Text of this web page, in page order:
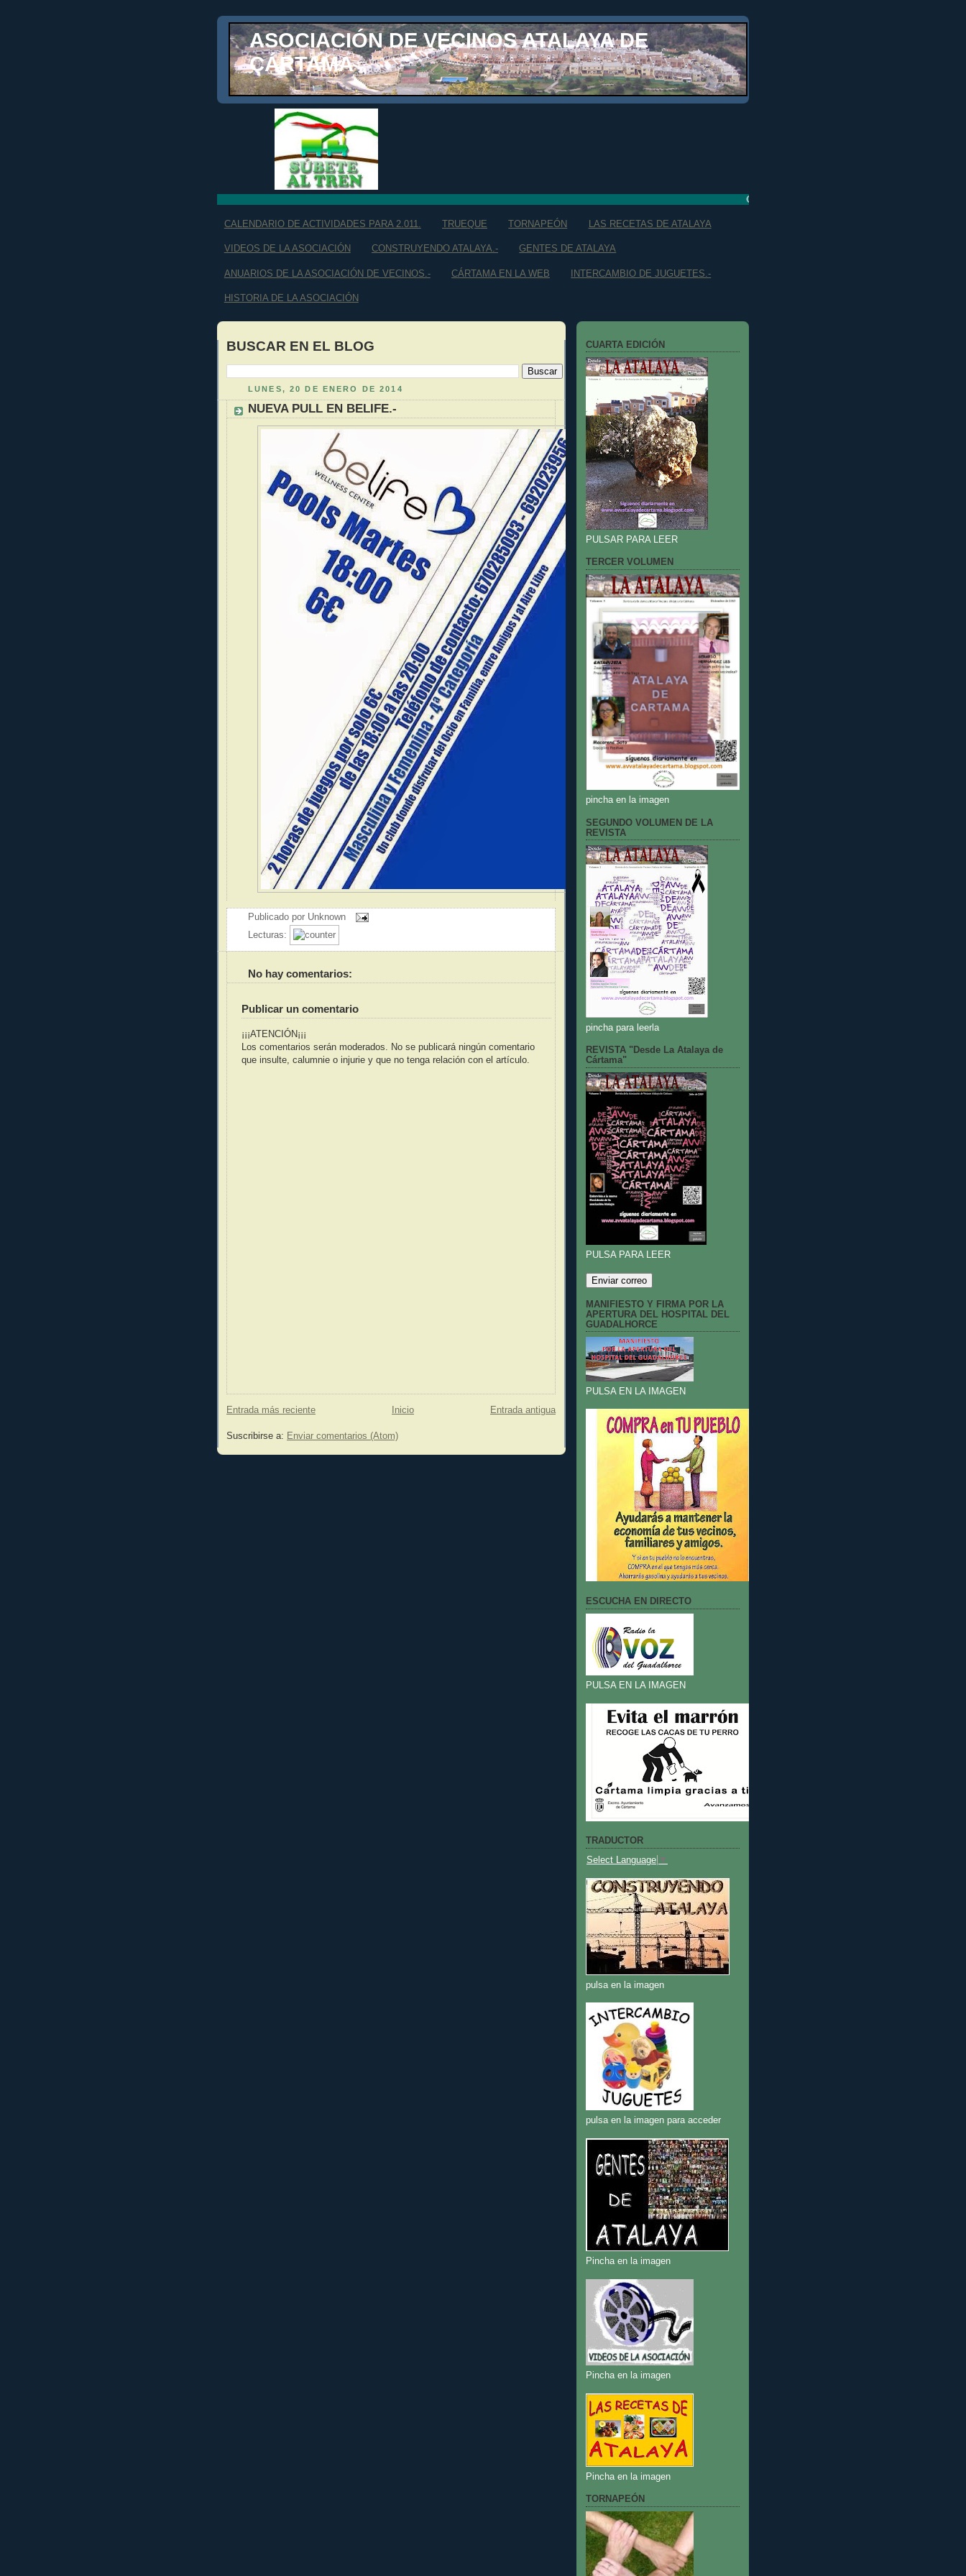
ASOCIACIÓN DE VECINOS ATALAYA DE
CÁRTAMA
CAMPAÑA EN APOYO AL TREN DE CERCANÍAS, LÍNEA C-2
CALENDARIO DE ACTIVIDADES PARA 2.011. TRUEQUE TORNAPEÓN LAS RECETAS DE ATALAYA
VIDEOS DE LA ASOCIACIÓN CONSTRUYENDO ATALAYA.- GENTES DE ATALAYA
ANUARIOS DE LA ASOCIACIÓN DE VECINOS.- CÁRTAMA EN LA WEB INTERCAMBIO DE JUGUETES.-
HISTORIA DE LA ASOCIACIÓN
BUSCAR EN EL BLOG
LUNES, 20 DE ENERO DE 2014
NUEVA PULL EN BELIFE.-
Publicado por Unknown
Lecturas:
No hay comentarios:
Publicar un comentario
¡¡¡ATENCIÓN¡¡¡
Los comentarios serán moderados. No se publicará ningún comentario
que insulte, calumnie o injurie y que no tenga relación con el artículo.
Entrada más reciente Entrada antigua
Inicio
Suscribirse a: Enviar comentarios (Atom)
CUARTA EDICIÓN
PULSAR PARA LEER
TERCER VOLUMEN
pincha en la imagen
SEGUNDO VOLUMEN DE LA
REVISTA
pincha para leerla
REVISTA "Desde La Atalaya de
Cártama"
PULSA PARA LEER
MANIFIESTO Y FIRMA POR LA
APERTURA DEL HOSPITAL DEL
GUADALHORCE
PULSA EN LA IMAGEN
ESCUCHA EN DIRECTO
PULSA EN LA IMAGEN
TRADUCTOR
Select Language ▼
pulsa en la imagen
pulsa en la imagen para acceder
Pincha en la imagen
Pincha en la imagen
Pincha en la imagen
TORNAPEÓN